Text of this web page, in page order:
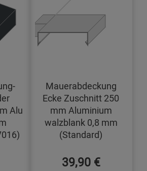
Alu
Mauerabdeckung
Ecke Zuschnitt 250
mm Aluminium
walzblank 0,8 mm
(Standard)
39,90 €